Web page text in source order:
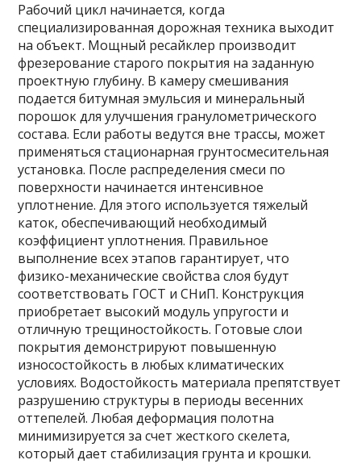
Рабочий цикл начинается‚ когда
специализированная дорожная техника выходит
на объект. Мощный ресайклер производит
фрезерование старого покрытия на заданную
проектную глубину. В камеру смешивания
подается битумная эмульсия и минеральный
порошок для улучшения гранулометрического
состава. Если работы ведутся вне трассы‚ может
применяться стационарная грунтосмесительная
установка. После распределения смеси по
поверхности начинается интенсивное
уплотнение. Для этого используется тяжелый
каток‚ обеспечивающий необходимый
коэффициент уплотнения. Правильное
выполнение всех этапов гарантирует‚ что
физико-механические свойства слоя будут
соответствовать ГОСТ и СНиП. Конструкция
приобретает высокий модуль упругости и
отличную трещиностойкость. Готовые слои
покрытия демонстрируют повышенную
износостойкость в любых климатических
условиях. Водостойкость материала препятствует
разрушению структуры в периоды весенних
оттепелей. Любая деформация полотна
минимизируется за счет жесткого скелета‚
который дает стабилизация грунта и крошки.